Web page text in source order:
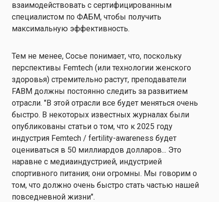
взаимодействовать с сертифицированным
специалистом по ФАБМ, чтобы получить
максимальную эффективность.
Тем не менее, Сосье понимает, что, поскольку
перспективы Femtech (или технологии женского
здоровья) стремительно растут, преподаватели
FABM должны постоянно следить за развитием
отрасли. "В этой отрасли все будет меняться очень
быстро. В некоторых известных журналах были
опубликованы статьи о том, что к 2025 году
индустрия Femtech / fertility-awareness будет
оцениваться в 50 миллиардов долларов... Это
наравне с медиаиндустрией, индустрией
спортивного питания; они огромны. Мы говорим о
том, что должно очень быстро стать частью нашей
повседневной жизни".